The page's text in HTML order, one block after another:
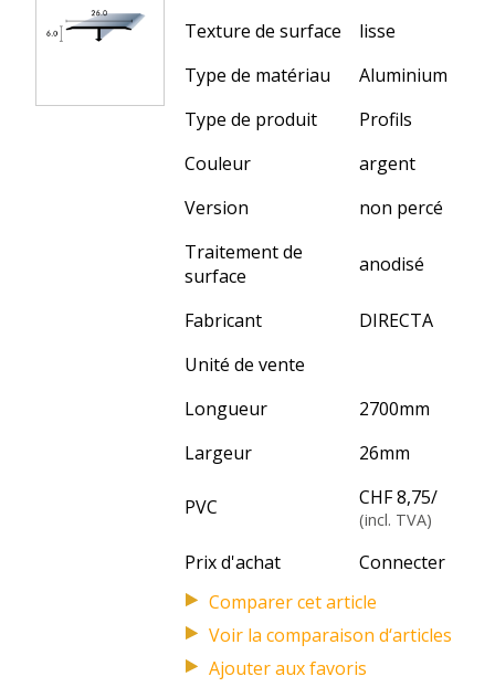
Texture de surface
lisse
Type de matériau
Aluminium
Type de produit
Profils
Couleur
argent
Version
non percé
Traitement de
surface
anodisé
Fabricant
DIRECTA
Unité de vente
Longueur
2700mm
Largeur
26mm
PVC CHF 8,75/
(incl. TVA)
Prix d'achat Connecter
Voir la comparaison d‘articles